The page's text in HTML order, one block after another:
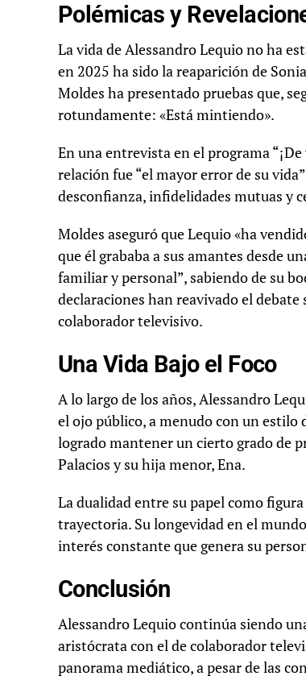
Polémicas y
La vida de Alessandro Lequio no ha
en 2025 ha sido la reaparición de
Moldes ha presentado pruebas que,
rotundamente: «Está mintiendo».
En una entrevista en el programa
relación fue “el mayor error de su
desconfianza, infidelidades mutuas y
Moldes aseguró que Lequio «ha
que él grababa a sus amantes desde
familiar y personal”, sabiendo de su
declaraciones han reavivado el
colaborador televisivo.
Una Vida Bajo el Foco
A lo largo de los años, Alessandro
el ojo público, a menudo con un estilo
logrado mantener un cierto grado de
Palacios y su hija menor, Ena.
La dualidad entre su papel como
trayectoria. Su longevidad en el
interés constante que genera su
Conclusión
Alessandro Lequio continúa siendo
aristócrata con el de colaborador
panorama mediático, a pesar de las